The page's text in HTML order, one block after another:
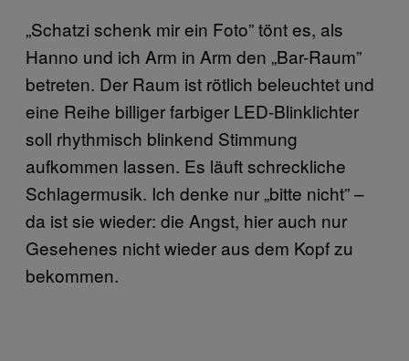
„Schatzi schenk mir ein Foto” tönt es, als
Hanno und ich Arm in Arm den „Bar-Raum”
betreten. Der Raum ist rötlich beleuchtet und
eine Reihe billiger farbiger LED-Blinklichter
soll rhythmisch blinkend Stimmung
aufkommen lassen. Es läuft schreckliche
Schlagermusik. Ich denke nur „bitte nicht” –
da ist sie wieder: die Angst, hier auch nur
Gesehenes nicht wieder aus dem Kopf zu
bekommen.